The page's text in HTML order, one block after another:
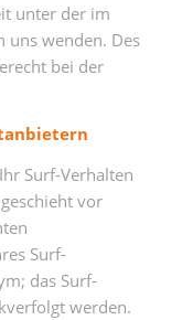
unter der im
uns wenden. Des
bei der
Surf-Verhalten
vor
Surf-
das Surf-
werden.